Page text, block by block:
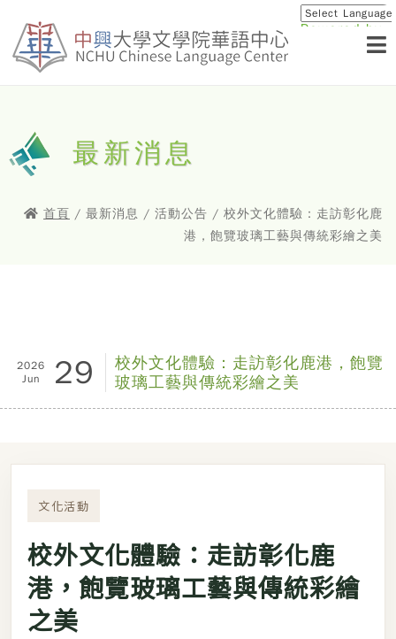
Powered by
最新消息
首頁 / 最新消息 / 活動公告 / 校外文化體驗：走訪彰化鹿
港，飽覽玻璃工藝與傳統彩繪之美
2026
Jun
29
校外文化體驗：走訪彰化鹿港，飽覽
玻璃工藝與傳統彩繪之美
文化活動
校外文化體驗：走訪彰化鹿
港，飽覽玻璃工藝與傳統彩繪
之美